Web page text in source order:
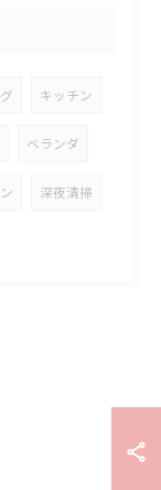
キッチン
ベランダ
深夜清掃